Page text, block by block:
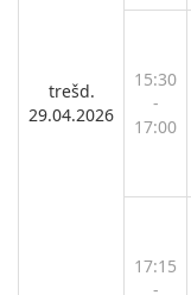
trešd.
29.04.2026
15:30
-
17:00
17:15
-